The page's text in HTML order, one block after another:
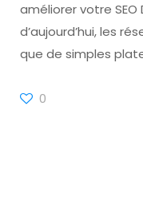
améliorer votre
d’aujourd’hui, les
que de simples
0